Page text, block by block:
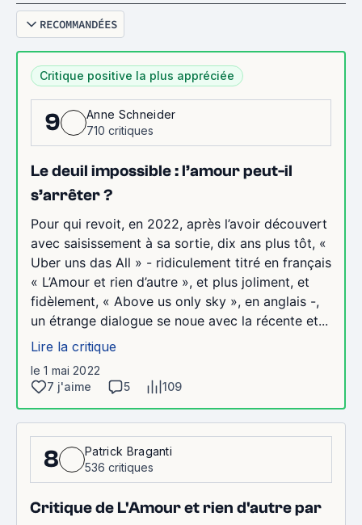
RECOMMANDÉES
Critique positive la plus appréciée
9
Anne Schneider
710 critiques
Le deuil impossible : l’amour peut-il
s’arrêter ?
Pour qui revoit, en 2022, après l’avoir découvert
avec saisissement à sa sortie, dix ans plus tôt, «
Uber uns das All » - ridiculement titré en français
« L’Amour et rien d’autre », et plus joliment, et
fidèlement, « Above us only sky », en anglais -,
un étrange dialogue se noue avec la récente et...
Lire la critique
le 1 mai 2022
7 j'aime
5 109
8
Patrick Braganti
536 critiques
Critique de L'Amour et rien d'autre par